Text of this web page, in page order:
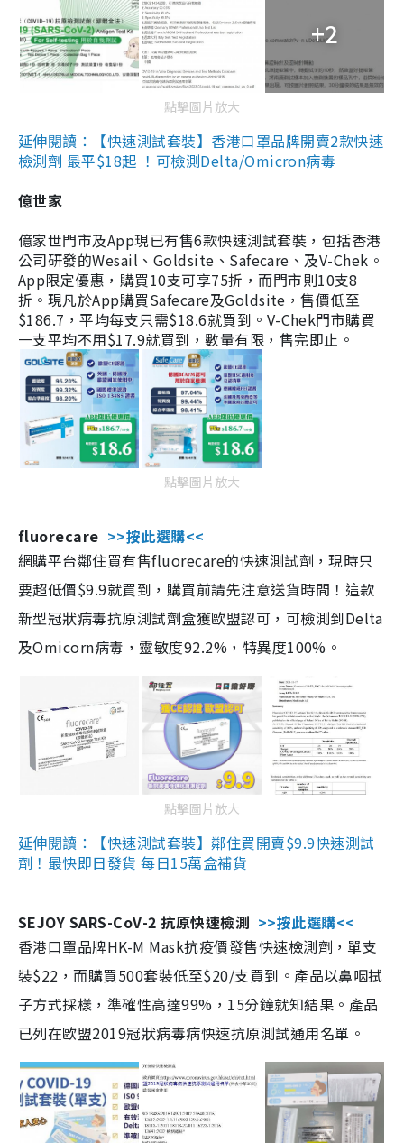
+2
點擊圖片放大
延伸閱讀：【快速測試套裝】香港口罩品牌開賣2款快速
檢測劑 最平$18起 ！可檢測Delta/Omicron病毒
億世家
億家世門市及App現已有售6款快速測試套裝，包括香港
公司研發的Wesail、Goldsite、Safecare、及V-Chek。
App限定優惠，購買10支可享75折，而門市則10支8
折。現凡於App購買Safecare及Goldsite，售價低至
$186.7，平均每支只需$18.6就買到。V-Chek門市購買
一支平均不用$17.9就買到，數量有限，售完即止。
點擊圖片放大
fluorecare >>按此選購<<
網購平台鄰住買有售fluorecare的快速測試劑，現時只
要超低價$9.9就買到，購買前請先注意送貨時間！這款
新型冠狀病毒抗原測試劑盒獲歐盟認可，可檢測到Delta
及Omicorn病毒，靈敏度92.2%，特異度100%。
點擊圖片放大
延伸閱讀：【快速測試套裝】鄰住買開賣$9.9快速測試
劑！最快即日發貨 每日15萬盒補貨
SEJOY SARS-CoV-2 抗原快速檢測 >>按此選購<<
香港口罩品牌HK-M Mask抗疫價發售快速檢測劑，單支
裝$22，而購買500套裝低至$20/支買到。產品以鼻咽拭
子方式採樣，準確性高達99%，15分鐘就知結果。產品
已列在歐盟2019冠狀病毒病快速抗原測試通用名單。